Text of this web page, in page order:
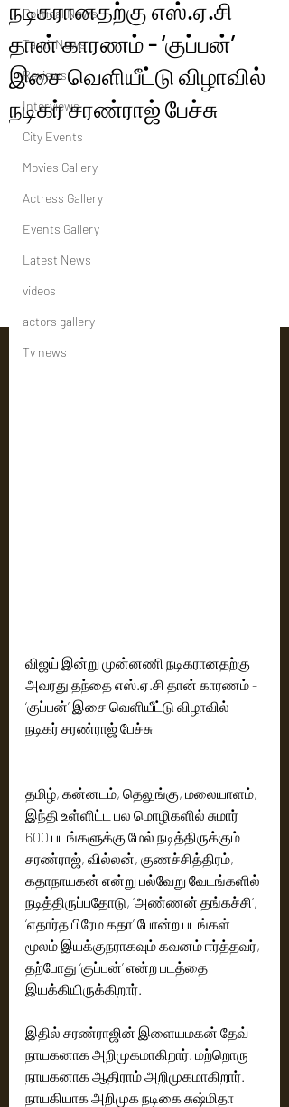
Political News
Tamil News
Reviews
Interviews
City Events
Movies Gallery
Actress Gallery
Events Gallery
Latest News
videos
actors gallery
Tv news
நடிகரானதற்கு எஸ்.ஏ.சி
தான் காரணம் - ‘குப்பன்’
இசை வெளியீட்டு விழாவில்
நடிகர் சரண்ராஜ் பேச்சு
விஜய் இன்று முன்னணி நடிகரானதற்கு
அவரது தந்தை எஸ்.ஏ.சி தான் காரணம் -
‘குப்பன்’ இசை வெளியீட்டு விழாவில்
நடிகர் சரண்ராஜ் பேச்சு
தமிழ், கன்னடம், தெலுங்கு, மலையாளம்,
இந்தி உள்ளிட்ட பல மொழிகளில் சுமார்
600 படங்களுக்கு மேல் நடித்திருக்கும்
சரண்ராஜ், வில்லன், குணச்சித்திரம்,
கதாநாயகன் என்று பல்வேறு வேடங்களில்
நடித்திருப்பதோடு, ’அண்ணன் தங்கச்சி’,
‘எதார்த பிரேம கதா’ போன்ற படங்கள்
மூலம் இயக்குநராகவும் கவனம் ஈர்த்தவர்,
தற்போது ‘குப்பன்’ என்ற படத்தை
இயக்கியிருக்கிறார்.
இதில் சரண்ராஜின் இளையமகன் தேவ்
நாயகனாக அறிமுகமாகிறார். மற்றொரு
நாயகனாக ஆதிராம் அறிமுகமாகிறார்.
நாயகியாக அறிமுக நடிகை சுஷ்மிதா